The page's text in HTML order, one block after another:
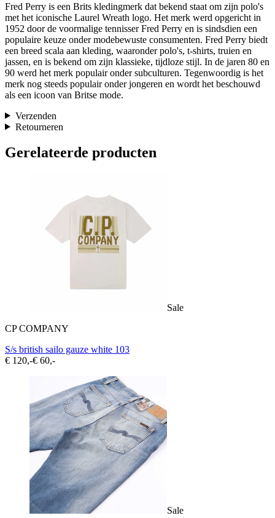
Fred Perry is een Brits kledingmerk dat bekend staat om zijn polo's
met het iconische Laurel Wreath logo. Het merk werd opgericht in
1952 door de voormalige tennisser Fred Perry en is sindsdien een
populaire keuze onder modebewuste consumenten. Fred Perry biedt
een breed scala aan kleding, waaronder polo's, t-shirts, truien en
jassen, en is bekend om zijn klassieke, tijdloze stijl. In de jaren 80 en
90 werd het merk populair onder subculturen. Tegenwoordig is het
merk nog steeds populair onder jongeren en wordt het beschouwd
als een icoon van Britse mode.
Verzenden
Retourneren
Gerelateerde producten
Sale
CP COMPANY
S/s british sailo gauze white 103
€ 120,-€ 60,-
Sale